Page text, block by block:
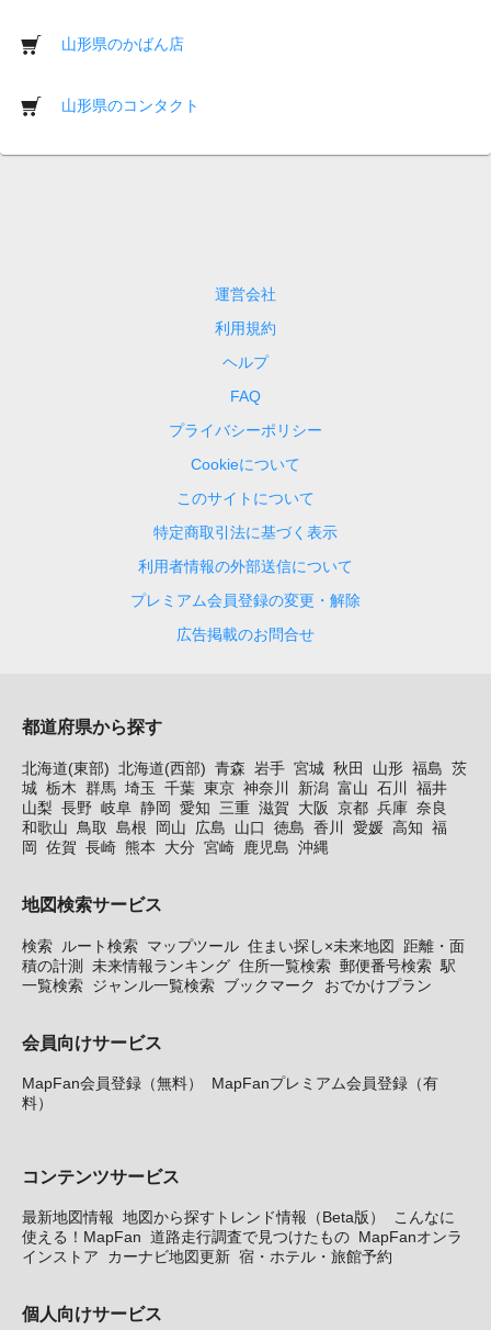
山形県のかばん店
山形県のコンタクト
運営会社
利用規約
ヘルプ
FAQ
プライバシーポリシー
Cookieについて
このサイトについて
特定商取引法に基づく表示
利用者情報の外部送信について
プレミアム会員登録の変更・解除
広告掲載のお問合せ
都道府県から探す
北海道(東部) 北海道(西部) 青森 岩手 宮城 秋田 山形 福島 茨
城 栃木 群馬 埼玉 千葉 東京 神奈川 新潟 富山 石川
福井
山梨 長野 岐阜 静岡 愛知 三重 滋賀 大阪 京都 兵庫 奈良
和歌山
鳥取 島根 岡山 広島 山口 徳島 香川 愛媛 高知 福
岡
佐賀 長崎 熊本 大分 宮崎 鹿児島 沖縄
地図検索サービス
検索 ルート検索 マップツール 住まい探し×未来地図
距離・面
積の計測 未来情報ランキング 住所一覧検索 郵便番号検索 駅
一覧検索 ジャンル一覧検索 ブックマーク おでかけプラン
会員向けサービス
MapFan会員登録（無料）
MapFanプレミアム会員登録（有
料）
コンテンツサービス
最新地図情報 地図から探すトレンド情報（Beta版）
こんなに
使える！MapFan 道路走行調査で見つけたもの MapFanオンラ
インストア
カーナビ地図更新 宿・ホテル・旅館予約
個人向けサービス